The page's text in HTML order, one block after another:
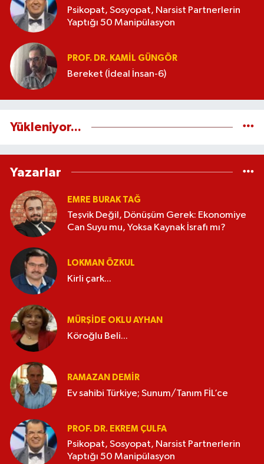
Psikopat, Sosyopat, Narsist Partnerlerin
Yaptığı 50 Manipülasyon
PROF. DR. KAMIL GÜNGÖR
Bereket (İdeal İnsan-6)
Yükleniyor...
Yazarlar
EMRE BURAK TAĞ
Teşvik Değil, Dönüşüm Gerek: Ekonomiye
Can Suyu mu, Yoksa Kaynak İsrafı mı?
LOKMAN ÖZKUL
Kirli çark...
MÜRŞIDE OKLU AYHAN
Köroğlu Beli...
RAMAZAN DEMİR
Ev sahibi Türkiye; Sunum/Tanım FİL’ce
PROF. DR. EKREM ÇULFA
Psikopat, Sosyopat, Narsist Partnerlerin
Yaptığı 50 Manipülasyon